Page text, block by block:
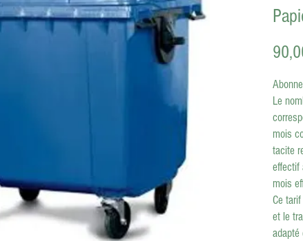
Le
mois
tacite
effectif
mois
Ce
et le
adapté